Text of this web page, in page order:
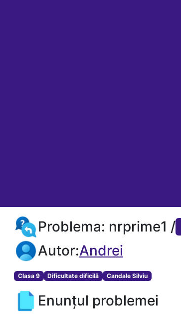
Problema: nrprime1 /
Autor:Andrei
Clasa 9 Dificultate dificilă Candale Silviu
Enunțul problemei